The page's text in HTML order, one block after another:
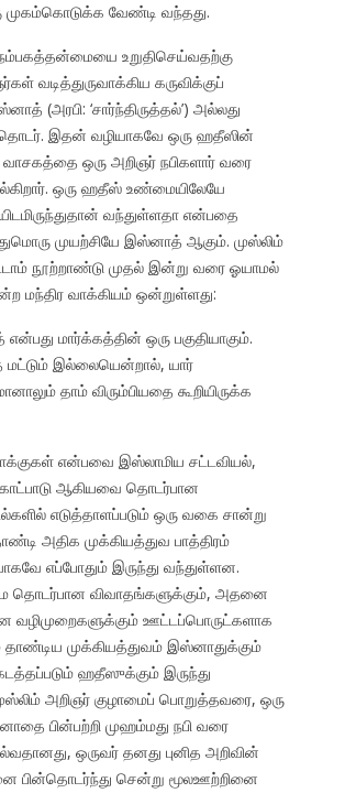
முகம்கொடுக்க வேண்டி வந்தது.
உறுதிசெய்வதற்கு
வடித்துருவாக்கிய கருவிக்குப்
(அரபி: ‘சார்ந்திருத்தல்’) அல்லது
தொடர். இதன் வழியாகவே ஒரு ஹதீஸின்
ஒரு அறிஞர் நபிகளார் வரை
ஒரு ஹதீஸ் உண்மையிலேயே
வந்துள்ளதா என்பதை
முயற்சியே இஸ்னாத் ஆகும். முஸ்லிம்
நூற்றாண்டு முதல் இன்று வரை ஓயாமல்
மந்திர வாக்கியம் ஒன்றுள்ளது:
மார்க்கத்தின் ஒரு பகுதியாகும்.
இல்லையென்றால், யார்
தாம் விரும்பியதை கூறியிருக்க
என்பவை இஸ்லாமிய சட்டவியல்,
ஆகியவை தொடர்பான
எடுத்தாளப்படும் ஒரு வகை சான்று
அதிக முக்கியத்துவ பாத்திரம்
எப்போதும் இருந்து வந்துள்ளன.
தொடர்பான விவாதங்களுக்கும், அதனை
வழிமுறைகளுக்கும் ஊட்டப்பொருட்களாக
தாண்டிய முக்கியத்துவம் இஸ்னாதுக்கும்
ஹதீஸுக்கும் இருந்து
அறிஞர் குழாமைப் பொறுத்தவரை, ஒரு
பின்பற்றி முஹம்மது நபி வரை
ஒருவர் தனது புனித அறிவின்
பின்தொடர்ந்து சென்று மூலஊற்றினை